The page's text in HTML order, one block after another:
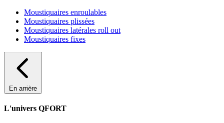
Moustiquaires enroulables
Moustiquaires plissées
Moustiquaires latérales roll out
Moustiquaires fixes
En arrière
L'univers QFORT